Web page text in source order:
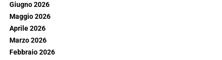
Giugno 2026
Maggio 2026
Aprile 2026
Marzo 2026
Febbraio 2026